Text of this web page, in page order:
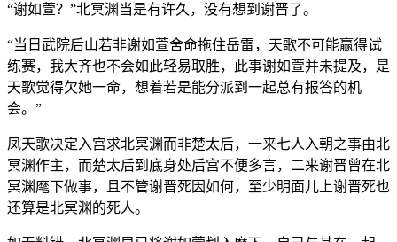
“谢如萱？”北冥渊当是有许久，没有想到谢晋了。
“当日武院后山若非谢如萱舍命拖住岳雷，天歌不可能赢得试
练赛，我大齐也不会如此轻易取胜，此事谢如萱并未提及，是
天歌觉得欠她一命，想着若是能分派到一起总有报答的机
会。”
凤天歌决定入宫求北冥渊而非楚太后，一来七人入朝之事由北
冥渊作主，而楚太后到底身处后宫不便多言，二来谢晋曾在北
冥渊麾下做事，且不管谢晋死因如何，至少明面儿上谢晋死也
还算是北冥渊的死人。